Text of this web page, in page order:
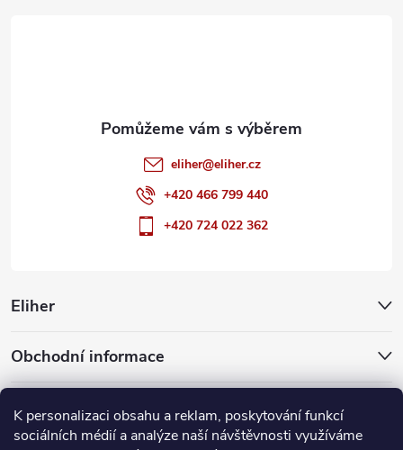
K personalizaci obsahu a reklam, poskytování funkcí
sociálních médií a analýze naší návštěvnosti využíváme
Eliher
Obchodní informace
Partnerské weby
eliher@eliher.cz
+420 466 799 440
+420 724 022 362